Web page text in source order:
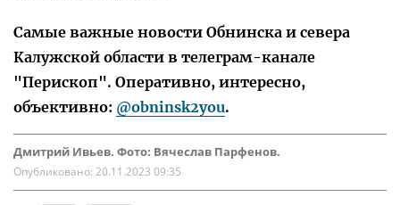
Самые важные новости Обнинска и севера
Калужской области в телеграм-канале
"Перископ". Оперативно, интересно,
объективно: @obninsk2you.
Дмитрий Ивьев. Фото: Вячеслав Парфенов.
Опубликовано: 20.11.2023 09:35